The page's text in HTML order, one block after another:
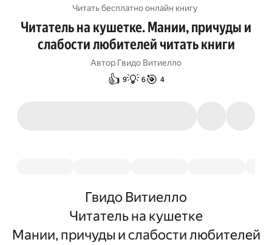
Читать бесплатно онлайн книгу
Читатель на кушетке. Мании, причуды и
слабости любителей читать книги
Автор Гвидо Витиелло
👍 9💡 6🎯 4
Гвидо Витиелло
Читатель на кушетке
Мании, причуды и слабости любителей